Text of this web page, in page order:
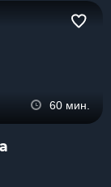
60 мин.